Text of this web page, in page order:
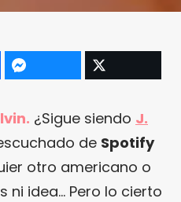
¿Sigue siendo J.
de Spotify
otro americano o
ni idea… Pero lo cierto